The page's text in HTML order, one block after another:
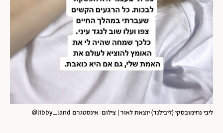
ליבי נחימובסקי (ליבילנד) יוצאת לאור | צילום: אינסטגרם libby_land@